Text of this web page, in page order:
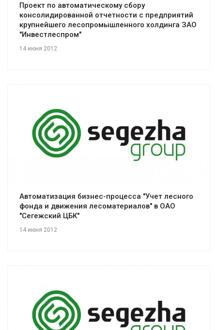
Проект по автоматическому сбору
консолидированной отчетности с предприятий
крупнейшего лесопромышленного холдинга ЗАО
"Инвестлеспром"
14 июня 2012
Смотреть проект
Автоматизация бизнес-процесса "Учет лесного
фонда и движения лесоматериалов" в ОАО
"Сегежский ЦБК"
14 июня 2012
Смотреть проект